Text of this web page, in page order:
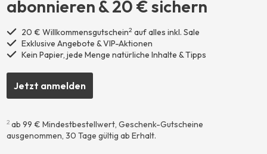
abonnieren ​& 20 € sichern
20 € Willkommensgutschein2 auf alles inkl. Sale
Exklusive Angebote & VIP-Aktionen
Kein Papier, jede Menge natürliche Inhalte & Tipps
Jetzt anmelden
2 ab 99 € Mindestbestellwert, Geschenk-Gutscheine
ausgenommen, 30 Tage gültig ab Erhalt.